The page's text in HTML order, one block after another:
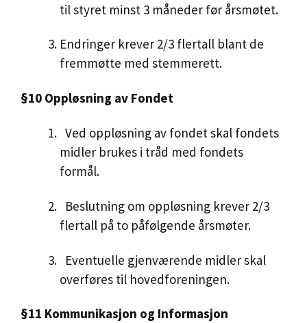
til styret minst 3 måneder før årsmøtet.
Endringer krever 2/3 flertall blant de
fremmøtte med stemmerett.
§10 Oppløsning av Fondet
Ved oppløsning av fondet skal fondets
midler brukes i tråd med fondets
formål.
Beslutning om oppløsning krever 2/3
flertall på to påfølgende årsmøter.
Eventuelle gjenværende midler skal
overføres til hovedforeningen.
§11 Kommunikasjon og Informasjon